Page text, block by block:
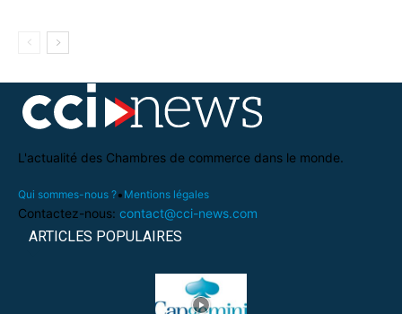
L'actualité des Chambres de commerce dans le monde.
Qui sommes-nous ?• Mentions légales
Contactez-nous: contact@cci-news.com
ARTICLES POPULAIRES